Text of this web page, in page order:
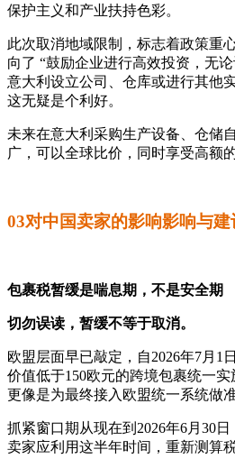
保护主义和产业扶持色彩。
此次取消地域限制，标志着政策重
向了 ‍“鼓励企业进行高效投资，无
意大利设立公司、仓库或进行其他
这无疑是个利好。
未来在意大利采购生产设备、仓储
广，可以全球比价，同时享受高额
03对中国卖家的影响影响与建
包裹税暂缓是喘息期，不是安全期
切勿误读，暂缓不等于取消。
欧盟层面早已敲定，自2026年7月1
价值低于150欧元的跨境包裹统一实
更像是为最终接入欧盟统一系统做准
抓紧窗口期从现在到2026年6月30日
卖家应利用这半年时间，重新测算